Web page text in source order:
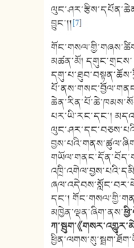
བྱུང་།།[7]
མཚན་མོ། དགུང་གྲངས་
པར་ཡི་རང་དང་།
དང་།
མཁྱེན་ལྡན་ཞིག་ནས་
ཀ་སྦུག་《